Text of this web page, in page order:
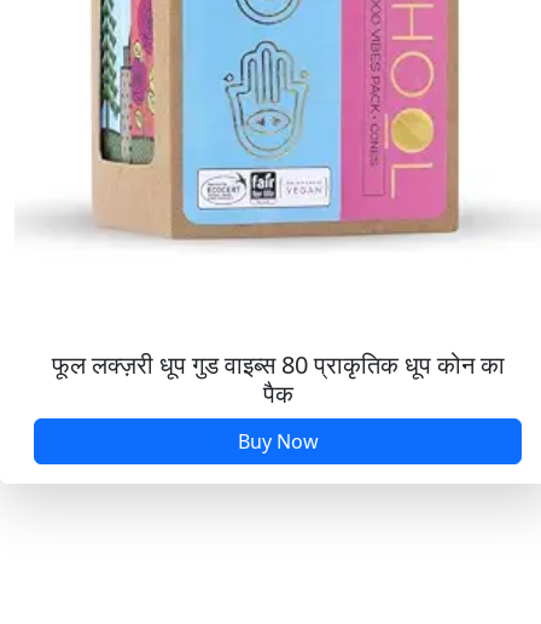
फूल लक्ज़री धूप गुड वाइब्स 80 प्राकृतिक धूप कोन का
पैक
Buy Now